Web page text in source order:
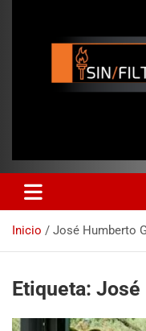
Inicio José Humberto
Etiqueta: José